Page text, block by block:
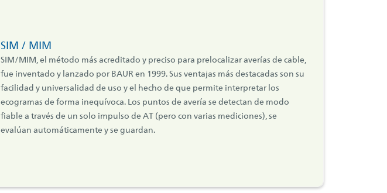
SIM / MIM
SIM/MIM, el método más acreditado y preciso para prelocalizar averías de cable,
fue inventado y lanzado por BAUR en 1999. Sus ventajas más destacadas son su
facilidad y universalidad de uso y el hecho de que permite interpretar los
ecogramas de forma inequívoca. Los puntos de avería se detectan de modo
fiable a través de un solo impulso de AT (pero con varias mediciones), se
evalúan automáticamente y se guardan.